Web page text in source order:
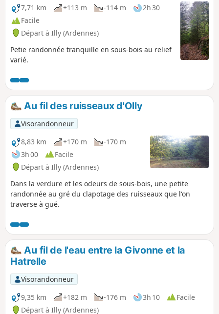
7,71 km
+113 m -114 m
2h 30
Facile
Départ à Illy (Ardennes)
Petie randonnée tranquille en sous-bois au relief
varié.
Au fil des ruisseaux d'Olly
Visorandonneur
8,83 km
+170 m
-170 m
3h 00
Facile
Départ à Illy (Ardennes)
Dans la verdure et les odeurs de sous-bois, une petite
randonnée au gré du clapotage des ruisseaux que l'on
traverse à gué.
Au fil de l'eau entre la Givonne et la
Hatrelle
Visorandonneur
9,35 km
+182 m -176 m 3h 10
Facile
Départ à Illy (Ardennes)